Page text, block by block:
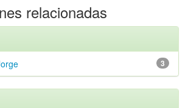
relacionadas
3